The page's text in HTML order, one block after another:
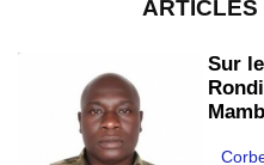
ARTICLES
Sur